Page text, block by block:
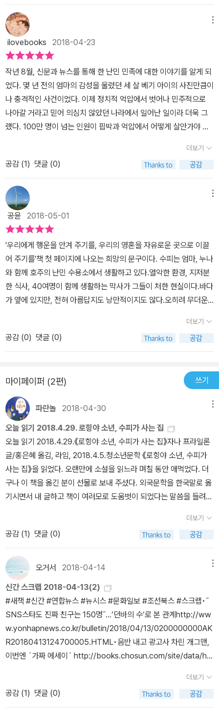
이 바깥세상의 여자아이 지미가 나타난다. 수용소 밖의 마을에 사는
지미는 학교에 도는 소문의 진위를 밝히기 위해 탐험하듯이 수용소
안으로 들어온 것이었다. 그날 이후 지미는 철조망과 감시 카메라에
도 아랑곳없이 수피를 찾아온다. 수피는 글을 읽지 못하는 지미를 대
신해 지미 엄마의 공책에 담긴 이야기를 읽어 주고, 지미는 수피가 궁
금해하는 바깥세상의 모습을 휴대폰 카메라로 찍어 와서 보여 준다.
매일이 똑같은 흑백 사진 같았던 수용소 생활에 따뜻한 색채가 드리
워진 것 같은 기쁨도 잠시, 엘리 형이 가족 천막에서 남자 어른들만 모
여 지내는 알파 천막으로 보내지면서 수피의 일상에 먹구름이 끼기
시작한다. 비위생적인 환경과 부당하고 폭압적인 대우에 분노한 어른
들이 단식 투쟁에 돌입하고, 여기에 엘리 형과 퀴니 누나가 적극적으
예감에 떨고 있던 수피의 눈앞에서 결국 끔찍한 일이 벌어지고 마는
데……. 그저 안전한 곳과 평화를 찾아 먼 길을 떠나온 수피를 비롯한
로힝야 사람들은 이제 어떻게 될까? 수피가 처한 현실은 처참하기 이
를 데 없지만, 절망 속에서도 삶의 의미를 찾기 위해 애쓰는 아이의 노
력은 천진난만해서 더욱 눈물겹다. 정체를 알 수 없는 음식을 앞에 두
고 ‘음식 맞추기’ 게임을 고안하는가 하면, 현실의 힘겨움을 잊기 위해
‘밤바다와 고래’ 같은 상상의 세계를 불러내고, 애써 희망을 길어 올려
어려움을 하나씩 돌파해 나가는 모습이 그렇다. 이러한 수피의 상상
력은 사실적인 소재에 환상성을 가미해 이야기에 흡인력을 더해 준
다. 세상에서 버림받고 잊혀졌지만, 원망은커녕 더 큰 사랑으로 세상
과 사람을 보듬을 줄 아는 아이, 너무 빨리 세상을 알아버린 아이의 담
인의 고통을 외면하지 않고 따뜻하게 연대하는 인권 감수성 이 작품
힌 이야기를 읽어 준다. 앵카와 오토라는 인물의 만남과 이별, 재회의
과정을 담은 옛날이야기는 두 아이의 현재 상황과 묘하게 맞닿아 있
다. 무엇보다도 그들이 결말을 미루며 소중하게 아껴서 읽는 동안, 이
야기는 두 아이의 상처와 슬픔을 어루만져 준다. 수피와 지미의 만남
은 세상의 끝에 혼자 버려진 것 같은 막막한 외로움을 걷어내고, 절망
적인 예감만이 가득한 현실을 딛고 일어나 새롭게 시작할 수 있다는
희망을 건네준다. 지미는 엄마의 죽음으로 인해 생긴 묵직한 덩어리
와 같은 슬픔에서 벗어나고, 수피는 소중한 사람의 죽음에 얽힌 진실
을 세상에 알리기로 결심하며 눈부시게 성장해 나간다. “수피, 아니
야. 안 그래. 집에 참새가 들어오는 건 죽는다는 뜻이 아니야. 뭔가 달
라질 거라고 알려 주는 거야. 다시 일어나서 새롭게 시작한다는 거야.
에서 외국에서 태어난 아이들은 무국적 상태로 살면서 수많은 차별을
받는다. 유엔 난민 기구의 조사에 의하면 무국적자들은 자신을 ‘투명
인간’, ‘살아 있는 그림자’, ‘쓸모없는 인간’ 등으로 인식한다고 한다.
무국적 상태로는 교육, 의료, 취업 등 최소한의 권리조차 누릴 수 없기
때문이다. 유엔 난민 기구는 이러한 문제를 해결하기 위해 #IBelong
(나는 소속되어 있다) 캠페인을 하고 있다. 이 작품이 세상에 존재하
는 무수히 많은 수피를 위해 우리가 할 수 있는 일이 무엇인지 고민해
보는 계기가 되었으면 좋겠다. 전 세계가 직면한 문제에서 얼마나 동
떨어진 채 살고 있는지, 우리가 서 있는 자리를 가늠해 볼 수도 있을
울이며 따뜻하게 연대할 줄 아는 방법을 스스로 찾게 되길 희망한다.
살기 위해 어쩔 수 없이 제 나라를 떠난 난민들의 삶은 차마 상상하기
조차 힘듭니다. 수많은 어려움을 겪고 있는 그들을 위해 조금이라도
를 찾아내서 미얀마로 돌아오면 죽이겟다고 협박한 뒤 보트에 태워
이곳까지 쫓아낸 이야기, 우리는 어느 곳에도 속하지 않는다고 말하
는 사람들의 이야기……. (본문 43,44p) 수용소에 도착하기 전에 타
고 온 보트번호를 이름 대신 사용하는 수용소에서 나고 자란 수피는
이곳에서 태어난 첫 번째 아기라서 DAR-1이라는 이름으로 불린다.
철조망 안에서 내일이면 엄마가 나아지기를 기대하고 아빠가 돌아오
기를 희망하며 지내는 수피에게 다른 천막에 사는 엘리 형은 큰 힘이
되어준다. 엄마는 음식을 너무 가까이 들여다보지 말라고 권유한다.
설사 음식에서 파리나 벌레 같은 게 나오더라도 단백질을 먹을 수 있
엄마가 돌아가신지 사년 째 되는 날이지만 여전히 몸속 어딘가에서
느껴지는 묵직한 덩어리를 지닌 채 엄마가 어렸을 때 참새 목걸이에
얽힌 들려주었던 이야기를 기억하며 세상과 동떨어진 기분으로 살아
간다. 오빠의 도움없이는 학교에 가지 못하는 지미는 오늘 학교에 갔
다가 친구들이 수용소에 관한 이야기를 하는 걸 듣게 된다. 좋은 옷에
책과 컴퓨터는 물론 장난감도 엄청 많고, 의사도 있어서 몸이 아플 때
굳이 병원을 찾아 멀리 나가지 않아도 된다고. 더욱이 번쩍번쩍 빛나
는 새 자전거를 실은 트럭이 수용소 안으로 들어가는 걸 봤다며 부러
워했다. 집에 도착해서 내내 수용소 생각을 하던 지미는 텀험하는 방
법을 알려준 오빠 덕분에 철조망이 허술한 쪽을 찾아 수용소 안으로
들어간다. 지미와 수피의 만남은 그렇게 이루어졌고, 글을 읽지 못하
는 지미를 대신해 수피는 지미 엄마의 공책에 쓰여진 이야기를 읽어
천막으로 보내지게 되는데 위생적인 환경과 부당하고 폭압적인 대우
도 동참하게 되고 수피는 끔찍한 광경을 목격하게 된다. 《로힝야 소
년, 수피가 사는 집》은 액자식 구성을 가진다. 지미 엄마의 공책에 쓰
여진 내용을 수피가 지미를 대신해 읽어주는 장면은 또 다른 이야기
를 선사한다. 처참한 난민 문제를 그려낸 작품이지만 수피의 상상력
이 있어 무겁고 어둡기만 한 이야기는 아니었다. 절망 속에서도 희망
을 갖고 삶의 의미를 찾기 위해 애쓰는 수피의 모습은 독자들에게 감
동을 선사한다. 세계 모든 나라가 로힝야족에 대한 '인간 청소'를 비
롯해서, 그들이 겪는 어려움을 알고 있습니다. 하지만 로힝야 사람들
이 작은 배를 타고 위태롭게 망망대해 한가운데 떠 있어도 도움의 손
길을 내밀지는 않습니다. 그들은 작은 배에 올라타기를 강요당하고
다로 떠밀려 나간 뒤에 목숨을 잃게 되지요. 전 세계 사람들은 아무것
도 안 하고 지켜보기만 했습니다. 먹을 것도, 마실 물도, 배가 움직일
연료도 없이 며칠을 바다 한가운데에서 보낸 그들을 구한 사람은 놀
랍게도 어부들이었습니다. 힘 있는 사람들은 모른 척했지만, 어부들
은 그들의 처지를 이해하고 같이 마음 아파했습니다. (작가의 말
中) 이 책을 읽으면서 로힝야족에 대해 잘 알지 못했다는 사실이 무
척 부끄럽게 느껴졌다. 난민의 실상을 뉴스로 접혔을 때 안타까운 마
음은 있었으나 나와는 별개의 문제라는 생각을 했었다. 이 책을 읽으
면서 난민 문제에 대한 생각의 전환을 가져온 듯 하다. 어둡고 무거운
주제를 읽기 편하게 쓰여진 책이다. 더불어 행복하게 사는 법에 대해
생각해볼 수 있는 책이었다. 청소년 뿐만 아니라 어른들도 함께 읽어
오는 사람들은 어떤 삶인지 아리송합니다. 몇 쪽을 읽다가 ‘로힝야’라
는 이름을 누리그물에서 찾아볼까 싶었으나, 책에서 실마리를 풀자는
생각으로 그대로 읽어 봅니다. 유통 기한이 한참 지난 먹을거리를 받
아서 먹는다는 대목, 어머니 누나를 비롯해 아이한테 이름 아닌 ‘번
호’가 붙는다는 대목, 학교를 다니지 않고 아무것도 배울 길이 없다는
대목, 한식구가 함께 지낼 수 없도록 뿔뿔이 흩어 놓기도 한다는 대목
을 읽으며, 아무래도 만만하지 않은 이야기라고 느낍니다.누아는 퀴
니 누나의 진짜 이름인데, 그렇게 부르는 사람은 엄마밖에 없었다. 엄
마는 즐겁고 재미있는 이야기를 많이 들려주었다. 미얀마에서 키우던
강아지나 당나귀 이야기, 바다에서 헤엄치던 이야기, 하늘에서 떨어
지는 별똥별 이야기 같은 거였다. 그리고 옛날 옛적부터 엄마들이 아
이들에게 들려주었던 로힝야족 이야기도 들었다. (43쪽)아무도 수용
지 아는 사람이 없기 때문이었다. (107쪽) 《로힝야 소년, 수피가 사
는 집》을 어느 만큼 읽으며 ‘수용소살이’를 하는 사람들 이야기라고
깨닫습니다. 그런데 오늘날에도 수용소살이라니? 지구별 어느 곳에
서 수용소살이를 하는 아이들이 있나 하고 헤아려 봅니다. 오늘날 한
국은 아직 휴전선을 사이에 두고 총부리를 겨누는 군인이 잔뜩 있고,
다른 나라에도 다툼이 끊이지 않습니다. 휴전으로 흐르는 나라가 있
고, 내전이나 전쟁이나 분쟁으로 흐르는 나라가 있으며, 난민이나 피
난으로 힘겨운 나라가 있습니다. 그렇다면 로힝야하고 수용소는 어
떤 사이일까요? 책을 끝까지 읽고서 이 수수께끼를 풀어 볼 즈음 《식
웰 님이 ‘버마’에서 겪은 일을 바탕으로 ‘영국하고 제국주의 총부리에
눌린 식민지’는 어떤 사이인가를 덤덤하면서 씁쓸하게 풀어냅니다.
영국은 퍽 오랫동안 인도이며 버마이며 뭇나라를 제국주의 식민지로
요. 어느 한 나라를 식민지로 삼을 적마다 ‘이웃한 작은 부족·나라’를
끌어들여 이들이 다스리도록 이끌었습니다. 이른바 ‘식민지 사람이
다른 식민지 사람을 다스리는 꼴’인 얼거리입니다.총 여섯 명이 바닥
에 드러누웠는데, 모두 입술을 꿰매고 있었다. 아무것도 먹지 않겠다
는 뜻이었다. 그 모습을 지켜보고 있자니, 다리가 후들거리면서 온몸
이 마구 떨렸다. (158쪽)우리가 씨앗을 심어도 경비원들이 아무 말을
안 할까? 채소를 두세 가지만 심어도 좋을 텐데. (166쪽) 버마에서
미얀마로 이름을 바꾼 나라에서 ‘로힝야 겨레’를 마구 죽이거나 괴롭
히거나 내모는 뿌리를 살피면 ‘제국주의 영국이 로힝야 겨레를 내세
워 버마를 식민지로 다스린 탓’으로 거슬러 올라갑니다. 버마·미얀마
는 영국한테 억눌린 아픔하고 슬픔을 영국한테 풀지 않고 로힝야 겨
레한테 푸는 셈이지요. 영국은 버마에서 단물을 잔뜩 빼 가면서도 뒷
한 국제사회에서는 버마·미얀마한테 ‘인종청소·인종학살’을 멈추라
고, ‘로힝야 수용소’에까지 폭력 살인 강간을 저지르는 짓을 그만두라
고 밝힌다지만, 버마·미얀마는 이를 멈추지 않고 그칠 생각이 없다고
해요. 처음에는 제국주의 영국이 보금자리를 빼앗아 버마로 삶터를
옮겨야 한 로힝야 사람들은 제국주의 시대가 저문 뒤에 버마 사람들
한테서 손가락질을 받으며 맞아죽거나 떠밀리면서 다시 삶터를 옮겨
야 했는데, 어디로도 갈 곳이 없다고 합니다. 이제 수용소에 갇힌 삶인
데, 수용소에서 사람된 권리가 하나도 없이 시달린다고 해요. 제국주
아이들은, 앞으로 어떻게 살아야 할까요? 제국주의 유럽이 저지른 식
민지 부스러기는 앞으로 아시아 여러 나라에서 얼마나 더 고름이 터
ilovebooks 2018-04-23
작년 8월, 신문과 뉴스를 통해 한 난민 민족에 대한 이야기를 알게 되
었다. 몇 년 전의 엄마의 감성을 울렸던 세 살 베기 아이의 사진만큼이
나 충격적인 사건이었다. 이제 정치적 억압에서 벗어나 민주적으로
나아갈 거라고 믿어 의심치 않았던 나라에서 일어난 일이라 더욱 그
랬다. 100만 명이 넘는 인원이 핍박과 억압에서 어떻게 살안가야 할
이주를 시작하고 아직도 이 세상 어딘가에서 떠돌며 '자유'를 꿈꾼다.
<로힝야 소년, 수피가 사는 집>이라는 책 제목을 보고, 그동안 잊고
있던 그 뉴스가 다시 생각났다. 작년만 해도 떠득썩하던 사건이었는
데 어느새 매스컴에서도 조용해지고 너무나 심각하다고 생각했던 내
머릿속에서도 잊혔다. 내가 일상의 행복을 만끽하며 살아가는 동안
그들은 끝도 없는 불행 속에서, 주위의 죽음을 견디며 살아가야 했을
텐데 말이다. 로힝야 민족은 미얀마 한 지역에 머무르는 이슬람교 소
수 민족이다. 불교를 믿는 미얀마 국민과 다른 종교를 가졌다는 이유
로 아주 오랫동안 차별받아 왔다. 그랬던 것이 작년 8월엔 서로의 감
정이 극에 달했고 미얀마 당국에 의해 불법 이민자로 분류되어 인정
청소가 자행되고 있다. 두려움에 많은 로힝야족이 도와줄 수 없는 방
글라데시로, 보트를 타고 또 다른 나라로 피하고 있다. 피신한다고 행
복해지는 것이 아니다. 다른 곳에서도 이들을 받아주지 않기 때문이
다. <로힝야 소년, 수피가 사는 집>은 바로 이 로힝야 민족 난민들의
도 난민 수용소를 벗어난 적이 없는 수피로서는 누나와 친형 같은 엘
리 형이 하는 말을 잘 이해할 수가 없다. 항상 배가 고프고 경비원에게
부당한 대우를 받아도 그런 세상밖에 보지 못했기 때문이다. '수피,
언젠가는 말이야. 언젠가는 우리도 어딘가에 속하는 사람이라는 걸
다들 알게 될 거야.'...44p'뭔가 불공평하다는 생각이 들면서 불현듯
슬퍼졌다. 사람은 다 평등한데 누군가에게는 왜 그렇게 못되게 구는
걸까? 잘못된 건 줄 알면서도 왜 아무도 바로잡지 않는지 화가 났
다....115p 그저 아빠가 돌아오길 기다리며, 매일 잠만 자는 엄마가 미
소지어주길 기다리며 살아가던 수피가 조금씩 자라며 주위를 바라보
게 된다. 책은 분명 소설이라 전부 사실은 아니지만 실제 사건을 바탕
되지 않으면 또 잊어버리고 살기 때문이다. 우리는 말로만 세계화니,
것, 더 가치있는 것을 놓치고 만다. 수피의 성장이 참으로 마음 아팠
다. 내 아이가 어른이 되는 세상은, 진정한 지구촌이 이루어지면 좋겠
다.
더보기
공감 (1) 댓글 (0)
공윤 2018-05-01
'우리에게 행운을 안겨 주기를, 우리의 영혼을 자유로운 곳으로 이끌
어 주기를'책 첫 페이지에 나오는 희망의 문구이다. 수피는 엄마, 누나
와 함께 호주의 난민 수용소에서 생활하고 있다.열악한 환경, 지저분
한 식사, 40여명이 함께 생활하는 막사가 그들이 처한 현실이다.바다
가 옆에 있지만, 전혀 아름답지도 낭만적이지도 않다.오히려 무더운
입장에 서있는가가 그 환경을 아름답게 빛내주기도 하고, 그냥 그저
그런 환경으로 만들기도 한다.바닷가 난민 수용소의 생활은 처참하
다.애처로울 정도로 안스럽고 안타깝다.하지만, 난민들에게는 끈질긴
이다.아빠는 아직 여전히 미얀마에 있고, 수피와 엄마, 누나는 미얀마
를 떠나 호주의 난민수용소에서 살고 있다.책 속에는 수용소 인근 마
을에 살고 있는 지미의 이야기가 들어있다.가족들과 보통의 삶을 살
아가는 지미의 이야기와 호주 난민수용소에 사는 수피의 이야기가 한
번씩 돌아가면서 나온다.난민수용소에 호기심을 느낀 지미는 수용소
를 알아보려 한다.지미는 난민수용소에 몰래 들어가서 수피를 만난
다.난민 수용소에는 사는 수피와 마을에 사는 지미의 살과 생활이 참
대조적이다.마을에 사는 지미의 평범한 삶이 수용소의 삶에 비하면
사치스럽게 느껴진다. 지미와 수피의 만남을 통해서 한번씩 번갈아가
서 앵카 이야기를 들은 지미는 그 이야기가 엄마가 여러 번 해주었던
이야기라는 것을 기억하고서, 먼저 세상을 떠난 엄마를 떠올린다.엄
마를 하늘나라로 보낸 후 삼 년 간 느꼈던 불편함을 잠시 잊고서 깊은
잠이 든다.수용소의 경비원인 하비 아저씨는 수피에게 수호자같은 존
재이고, 아빠같은 존재이다.하비 아저씨는 수피의 생일에 색연필과
스케치북을 선물해주기도 한다.아무리 잘 해주어도 경비원은 경비원
이고, 경비원이 잘 해줄 수 있는 것은 한계가 있다.인권 단체에서 수용
소를 방문하면 수용소의 식사의 질이 높아진다고 한다. 한국이나 외
국이나 남을 의식하고, 감시를 받는 그 순간만 제대로 하는 것은 마찬
가지인 것 같다.행복해지는 조약돌...그 조약돌을 손에 꽉 쥐면 행복했
던 기억이 떠올라 기분이 좋아진다고 한다.나시르 할아버지가 수피에
하고 정겹고 예쁘게 느껴진다.소년과 소년가 만드는 아름다은 모습이
더보기
공감 (0) 댓글 (0)
마이페이퍼 (2편) 쓰기
파란놀 2018-04-30
오늘 읽기 2018.4.29. 로힝야 소년, 수피가 사는 집
오늘 읽기 2018.4.29.《로힝야 소년, 수피가 사는 집》자나 프라일론
글/홍은혜 옮김, 라임, 2018.4.5.청소년문학 《로힝야 소년, 수피가
사는 집》을 읽었다. 오랜만에 소설을 읽느라 며칠 동안 애먹었다. 더
구나 이 책을 옮긴 분이 선물로 보내 주셨다. 외국문학을 한국말로 옮
기시면서 내 글하고 책이 여러모로 도움벗이 되었다는 말씀을 들려주
마우면서 반가우셨다면, 나로서는 말 한 마디에 새롭게 생각을 싣는
이야기꽃씨를 살며시 건넬 수 있었구나 싶어 더없이 기쁘다. 그나저
나 ‘로힝야’라는 이름을 처음 들었다. 누리그물에서 바로 살필 수 있지
만 책을 다 읽을 때까지 안 찾기로 했다. 1/10을 지날 무렵 줄거리가
보이고, 1/3을 지날 무렵 책을 손에서 놓기 어렵다. 큰아이하고 뜯어
서 말린 감잎을 덖어서 감잎차를 마련하고서 자리에 드러누워 끙끙
허리를 펴면서 읽는다. 책을 덮고 일어나 저녁을 짓고는 다시 자리에
드러누워 골골 앓으면서 더 읽는다. 이야기에 나오는 모든 사람들 얼
굴하고 몸짓을 머릿속에서 그림으로 그린다. 옷차림도 맨발도 눈물도
핏물도 낱낱이 그림으로 그리며 읽는다. 영국은 어떤 나라일까? 축구
를 그렇게 사랑하며 엄청난 돈을 퍼붓는 영국은 무슨 일을 하는 나라
일까? 영국은 로힝야 겨레하고 버마 겨레를 찢어 놓고 아무 말이 없
다. ㅅㄴㄹ(숲노래/최종규)
더보기
공감 (1) 댓글 (0)
오거서 2018-04-14
신간 스크랩 2018-04-13(2)
#새책 #신간 #연합뉴스 #뉴시스 #문화일보 #조선북스 #스크랩•˝
SNS스타도 진짜 친구는 150명˝…‘던바의 수‘로 본 관계http://ww
w.yonhapnews.co.kr/bulletin/2018/04/13/0200000000AK
R20180413124700005.HTML‪•음반 내고 광고사 차린 개그맨,
이번엔 ´가짜 에세이´ http://books.chosun.com/site/data/ht
가입니다… 달콤하고 씁쓸한 대도시의 맛 http://books.chosun.c
om/site/data/html_dir/2018/04/13/2018041300321.html•‪성
더보기
공감 (1) 댓글 (0)